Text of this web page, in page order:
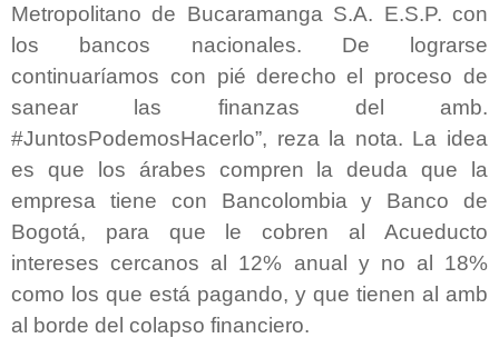
Metropolitano de Bucaramanga S.A. E.S.P. con
los bancos nacionales. De lograrse
continuaríamos con pié derecho el proceso de
sanear las finanzas del amb.
#JuntosPodemosHacerlo”, reza la nota. La idea
es que los árabes compren la deuda que la
empresa tiene con Bancolombia y Banco de
Bogotá, para que le cobren al Acueducto
intereses cercanos al 12% anual y no al 18%
como los que está pagando, y que tienen al amb
al borde del colapso financiero.